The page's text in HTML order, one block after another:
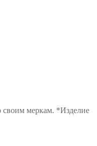
своим меркам. *Изделие